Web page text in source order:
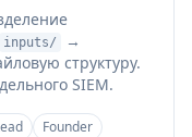
inputs/ →
структуру.
SIEM.
Founder